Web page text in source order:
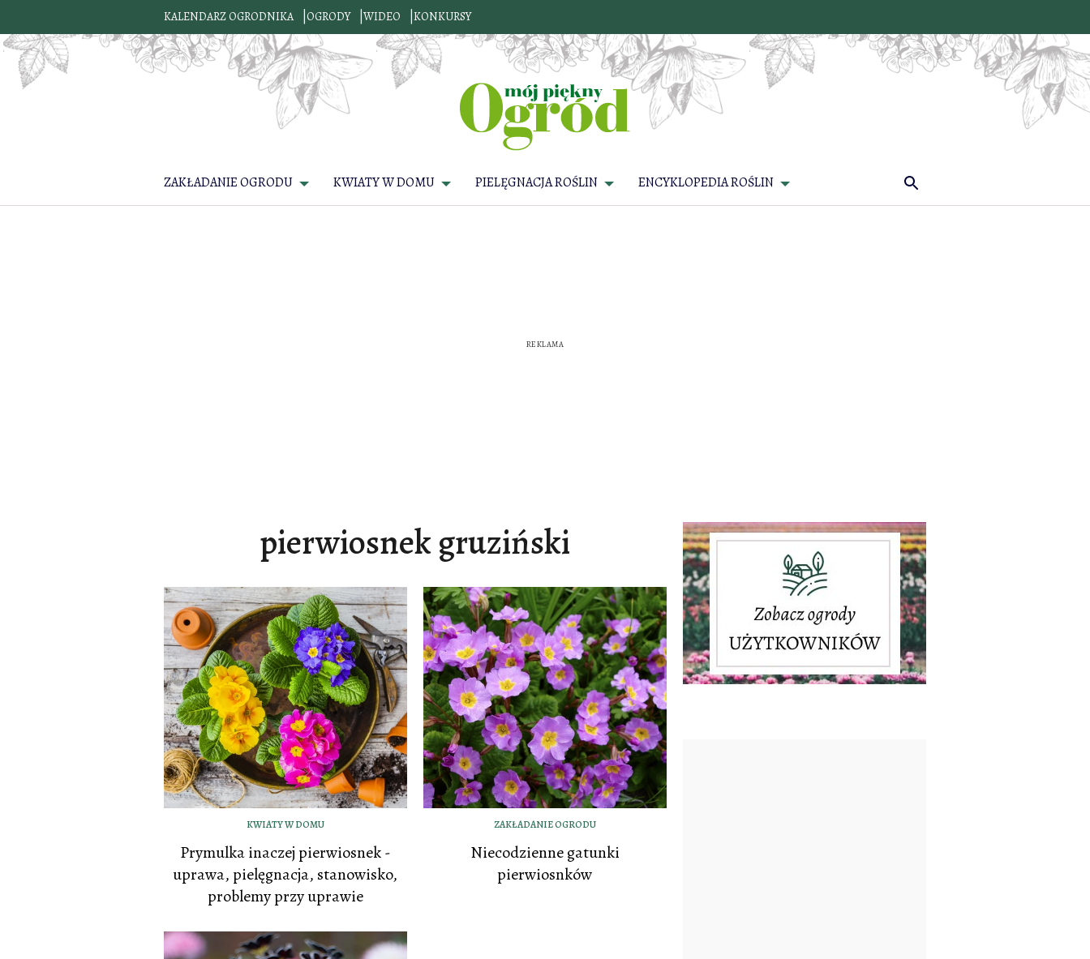
KALENDARZ OGRODNIKA OGRODY WIDEO KONKURSY
ZAKŁADANIE OGRODU KWIATY W DOMU PIELĘGNACJA ROŚLIN ENCYKLOPEDIA ROŚLIN
pierwiosnek gruziński
KWIATY W DOMU
Prymulka inaczej pierwiosnek -
uprawa, pielęgnacja, stanowisko,
problemy przy uprawie
ZAKŁADANIE OGRODU
Niecodzienne gatunki
pierwiosnków